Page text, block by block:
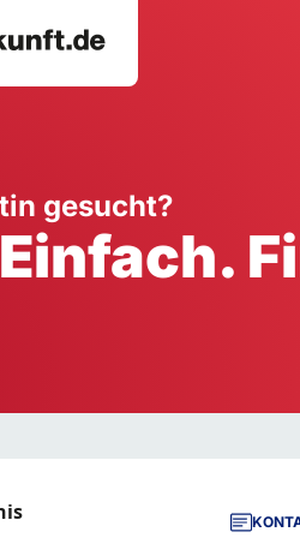
Handwerk
Dienstleistung
gesucht?